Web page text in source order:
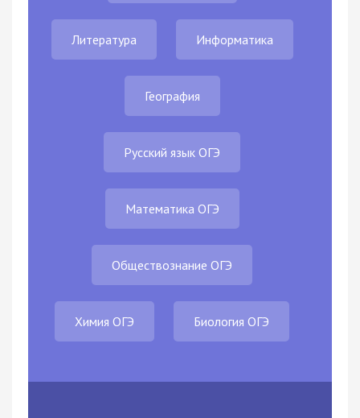
Литература Информатика
География
Русский язык ОГЭ
Математика ОГЭ
Обществознание ОГЭ
Химия ОГЭ Биология ОГЭ